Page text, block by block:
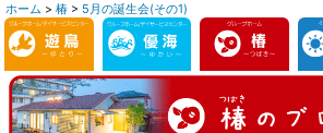
コ
ン
テ
ン
ホーム > 椿 > 5月の誕生会(その1)